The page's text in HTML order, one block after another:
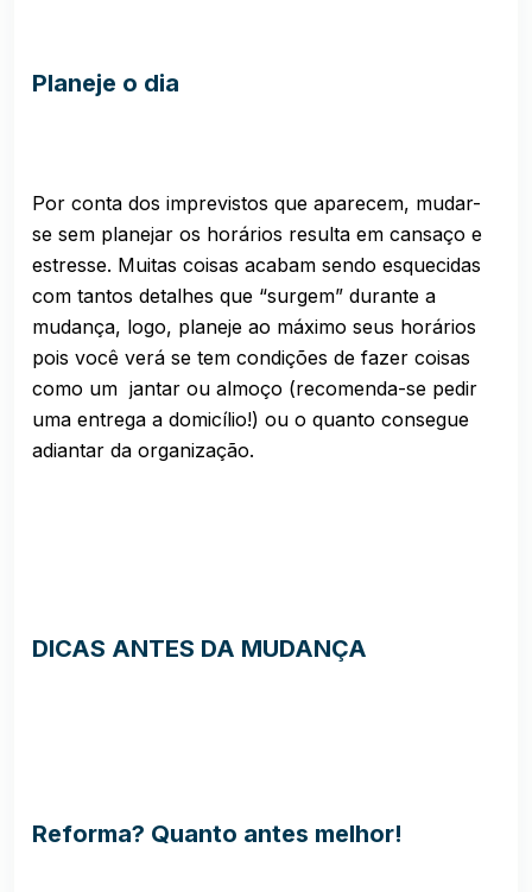
Planeje o dia
Por conta dos imprevistos que aparecem, mudar-
se sem planejar os horários resulta em cansaço e
estresse. Muitas coisas acabam sendo esquecidas
com tantos detalhes que “surgem” durante a
mudança, logo, planeje ao máximo seus horários
pois você verá se tem condições de fazer coisas
como um jantar ou almoço (recomenda-se pedir
uma entrega a domicílio!) ou o quanto consegue
adiantar da organização.
DICAS ANTES DA MUDANÇA
Reforma? Quanto antes melhor!